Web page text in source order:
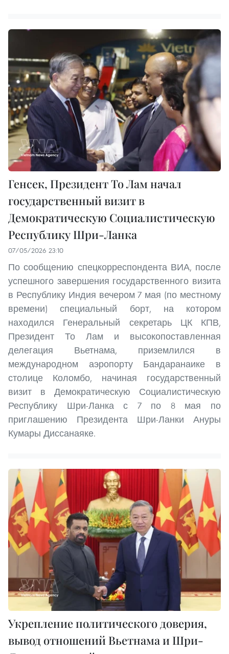
Генсек, Президент То Лам начал
государственный визит в
Демократическую Социалистическую
Республику Шри-Ланка
07/05/2026 23:10
По сообщению спецкорреспондента ВИА, после
успешного завершения государственного визита
в Республику Индия вечером 7 мая (по местному
времени) специальный борт, на котором
находился Генеральный секретарь ЦК КПВ,
Президент То Лам и высокопоставленная
делегация Вьетнама, приземлился в
международном аэропорту Бандаранаике в
столице Коломбо, начиная государственный
визит в Демократическую Социалистическую
Республику Шри-Ланка с 7 по 8 мая по
приглашению Президента Шри-Ланки Ануры
Кумары Диссанаяке.
Укрепление политического доверия,
вывод отношений Вьетнама и Шри-